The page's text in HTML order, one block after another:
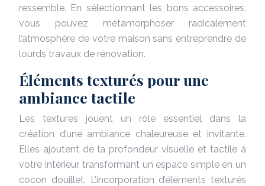
ressemble. En sélectionnant les bons accessoires,
vous pouvez métamorphoser radicalement
l’atmosphère de votre maison sans entreprendre de
lourds travaux de rénovation.
Éléments texturés pour une
ambiance tactile
Les textures jouent un rôle essentiel dans la
création d’une ambiance chaleureuse et invitante.
Elles ajoutent de la profondeur visuelle et tactile à
votre intérieur, transformant un espace simple en un
cocon douillet. L’incorporation d’éléments texturés